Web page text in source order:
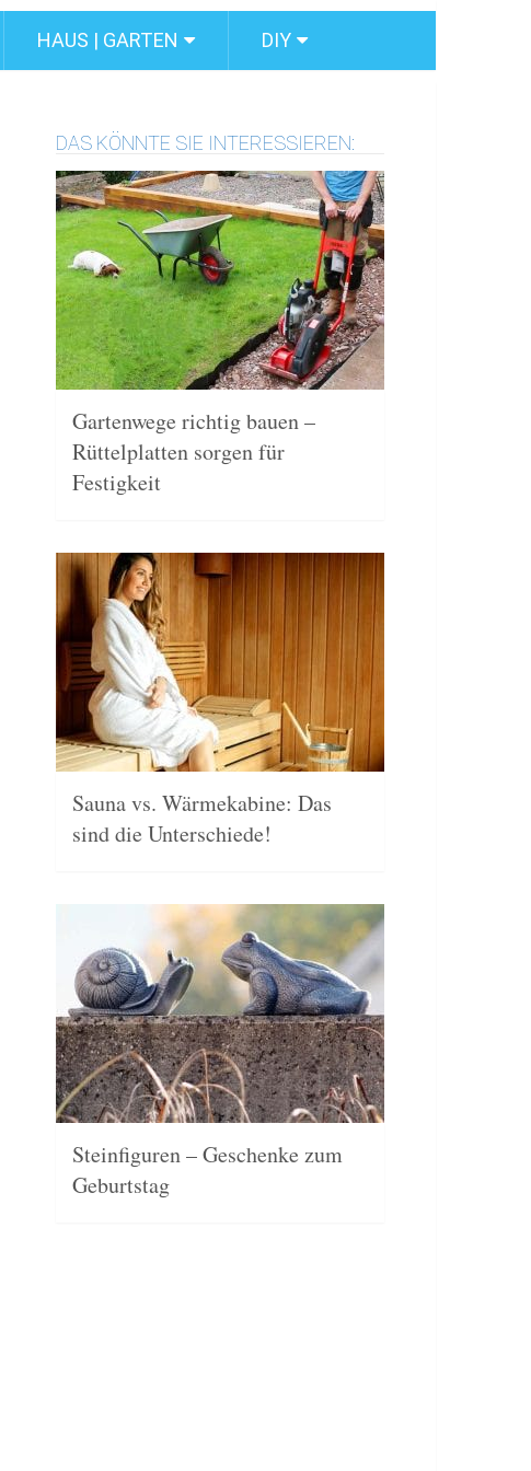
HAUS | GARTEN DIY
DAS KÖNNTE SIE INTERESSIEREN:
Gartenwege richtig bauen –
Rüttelplatten sorgen für
Festigkeit
Sauna vs. Wärmekabine: Das
sind die Unterschiede!
Steinfiguren – Geschenke zum
Geburtstag